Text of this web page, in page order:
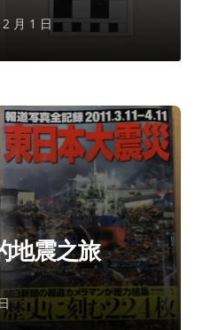
月 1 日
地震之旅